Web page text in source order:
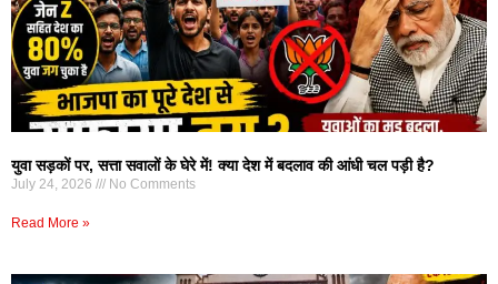
युवा सड़कों पर, सत्ता सवालों के घेरे में! क्या देश में बदलाव की आंधी चल पड़ी है?
July 24, 2026 No Comments
Read More »